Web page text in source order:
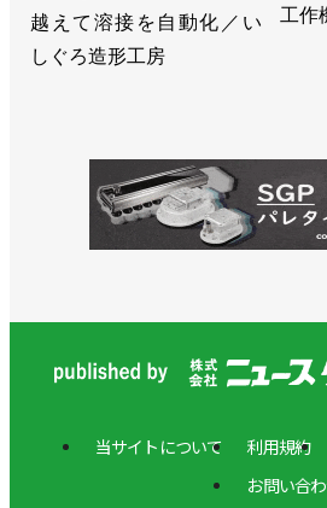
越えて溶接を自動化／い
しぐろ造形工房
工作
当サイトについて 利用規約
お問い合